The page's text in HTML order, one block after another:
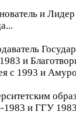
и
и
с 1993 и
и ГГУ